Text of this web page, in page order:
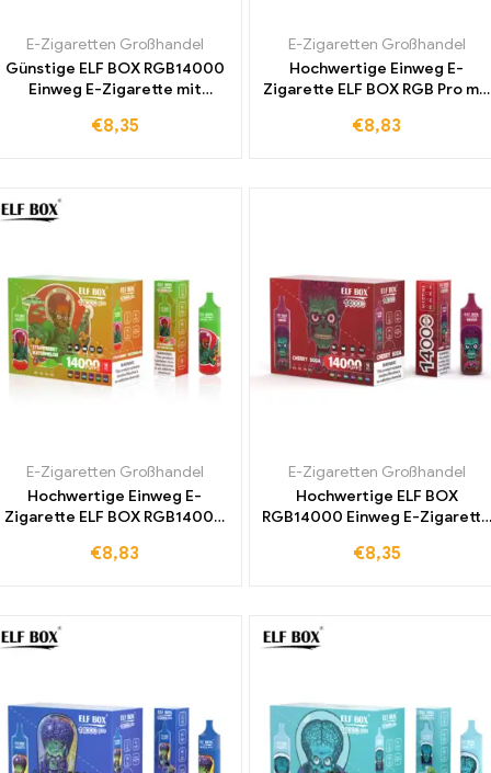
E-Zigaretten Großhandel
Günstige ELF BOX RGB14000
Einweg E-Zigarette mit
Geschmack zum kleinen Preis
€8,35
E-Zigaretten Großhandel
Hochwertige Einweg E-
Zigarette ELF BOX RGB Pro mit
Geschmack
€8,83
E-Zigaretten Großhandel
Hochwertige Einweg E-
Zigarette ELF BOX RGB14000
Watermelon Geschmack für
€8,83
E-Zigaretten Großhandel
Hochwertige ELF BOX
RGB14000 Einweg E-Zigarette
und kostenloser Lieferung in
€8,35